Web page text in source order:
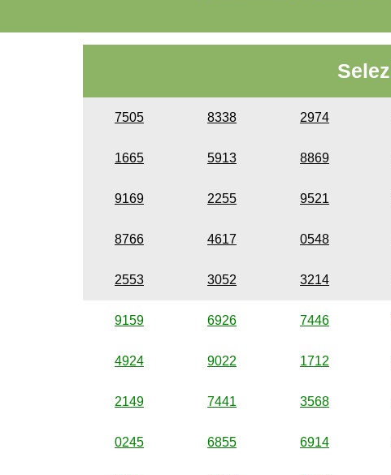
7505 8338 2974
1665 5913 8869
9169 2255 9521
8766 4617 0548
2553 3052 3214
9159 6926 7446
4924 9022 1712
2149 7441 3568
0245 6855 6914